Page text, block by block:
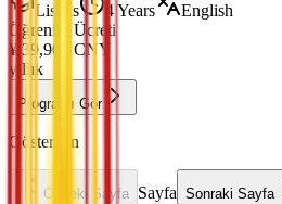
Lisans 4 Years
English
Öğrenim Ücreti
¥ 39,900
CNY
yıllık
Programı Gör
Gösterilen
Önceki Sayfa Sayfa Sonraki Sayfa